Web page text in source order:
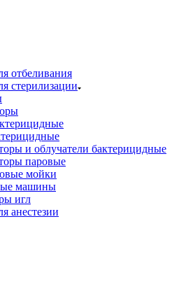
отбеливания
стерилизации
и облучатели бактерицидные
паровые
мойки
машины
игл
анестезии